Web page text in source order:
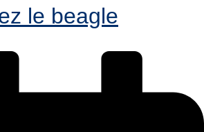
le beagle